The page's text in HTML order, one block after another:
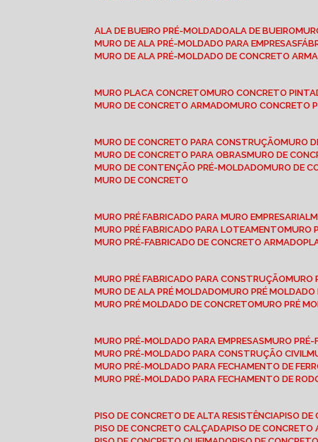
ALA DE BUEIRO PRÉ-MOLDADO ALA DE BUEIRO
MURO DE ALA PRÉ-MOLDADO PARA EMPRESAS
MURO DE ALA PRÉ-MOLDADO DE CONCRETO
MURO PLACA CONCRETO
MURO CONCRETO
MURO DE CONCRETO ARMADO
MURO CONCRETO
MURO DE CONCRETO PARA CONSTRUÇÃO
MURO
MURO DE CONCRETO PARA OBRAS
MURO DE
MURO DE CONTENÇÃO PRÉ-MOLDADO
MURO DE
MURO DE CONCRETO
MURO PRÉ FABRICADO PARA MURO EMPRESARIAL
MURO PRÉ FABRICADO PARA LOTEAMENTO
MURO PRÉ-FABRICADO DE CONCRETO ARMADO
MURO PRÉ FABRICADO PARA CONSTRUÇÃO
MURO DE ALA PRÉ MOLDADO
MURO PRÉ
MURO PRÉ MOLDADO DE CONCRETO
MURO PRÉ
MURO PRÉ-MOLDADO PARA EMPRESAS
MURO
MURO PRÉ-MOLDADO PARA CONSTRUÇÃO CIVIL
MURO PRÉ-MOLDADO PARA FECHAMENTO DE
MURO PRÉ-MOLDADO PARA FECHAMENTO DE
PISO DE CONCRETO DE ALTA RESISTÊNCIA PISO
PISO DE CONCRETO CALÇADA PISO DE CONCRETO